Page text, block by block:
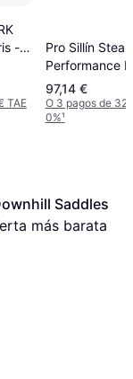
-
TAE
Pro Sillín
Performance
142 mm
97,14 €
O 3 pagos de
0%¹
Saddles
más barata